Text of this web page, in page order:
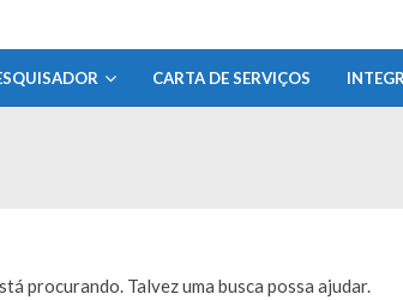
CARTA DE SERVIÇOS
procurando. Talvez uma busca possa ajudar.